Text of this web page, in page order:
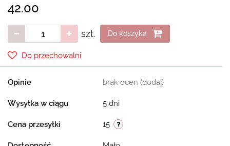
42.00
szt. Do koszyka
Do przechowalni
Opinie brak ocen (dodaj)
Wysyłka w ciągu 5 dni
Cena przesyłki 15